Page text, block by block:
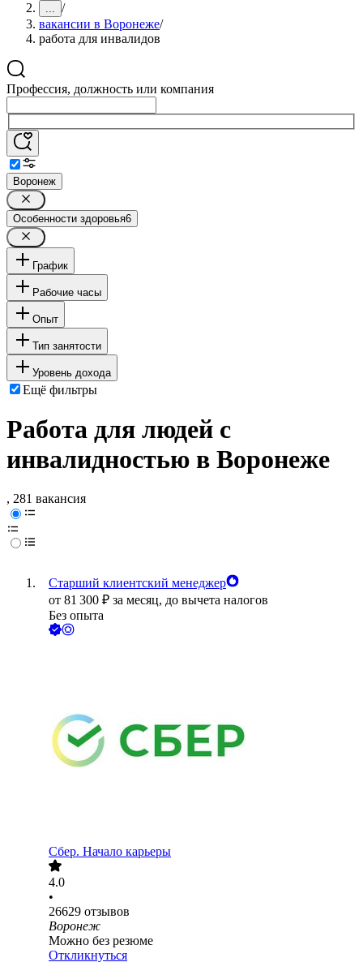
... /
вакансии в Воронеже/
работа для инвалидов
Профессия, должность или компания
Воронеж
Особенности здоровья6
График
Рабочие часы
Опыт
Тип занятости
Уровень дохода
Ещё фильтры
Работа для людей с
инвалидностью в Воронеже
, 281 вакансия
Старший клиентский менеджер
от 81 300 ₽ за месяц, до вычета налогов
Без опыта
Сбер. Начало карьеры
4.0
•
26629 отзывов
Воронеж
Можно без резюме
Откликнуться